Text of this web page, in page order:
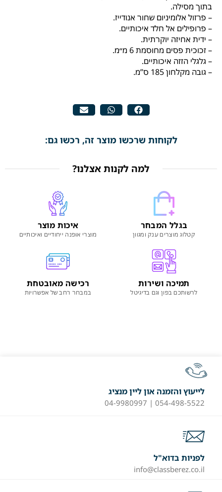
‬בתוך‭ ‬מסילה‭.‬
– פרזול אלומיניום שחור אנודייז.
– פרופילים אל חלד איכותיים.
– ידית‭ ‬אחיזה‭ ‬יוקרתית‭.
– זכוכית פסים מחוסמת 6 מ״מ.
– גלגלי הזזה איכותיים.
– גובה מקלחון 185 ס”מ.
לקוחות שרכשו מוצר זה, רכשו גם:
למה לקנות אצלנו?
בגלל המבחר
קטלוג מוצרים ענק ומגוון
איכות מוצר
מוצרי אופנה ייחודיים ואיכותיים
תמיכה ושירות
לרשותכם בפון וגם בדיגיטל
רכישה מאובטחת
במבחר רחב של אפשרויות
לייעוץ והזמנה און ליין מנציג
054-498-5522 | 04-9980997
לפניות בדוא"ל
info@classberez.co.il